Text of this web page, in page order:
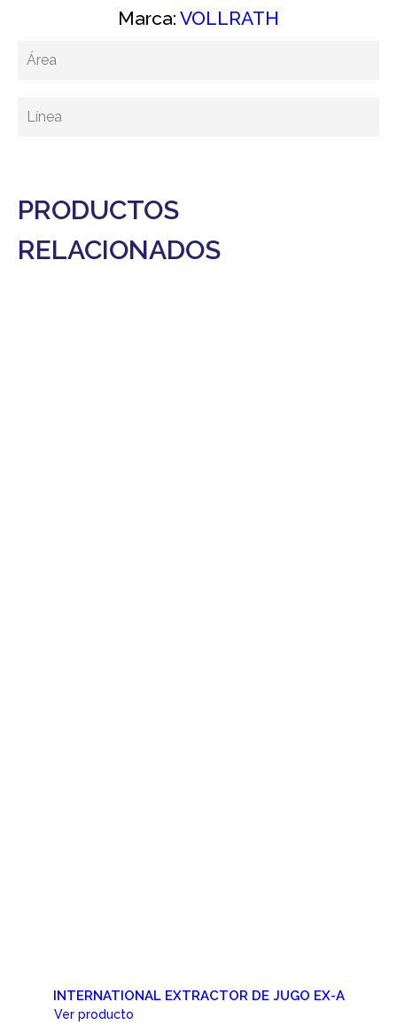
Marca: VOLLRATH
Área
Línea
PRODUCTOS
RELACIONADOS
INTERNATIONAL EXTRACTOR DE JUGO EX-A
Ver producto